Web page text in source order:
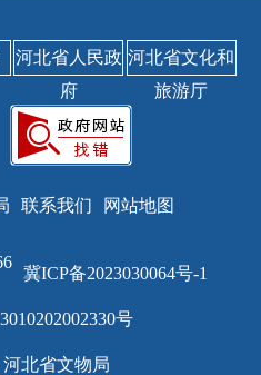
河北省人民政
府
河北省文化和
旅游厅
联系我们 网站地图
冀ICP备2023030064号-1
号
北省文物局